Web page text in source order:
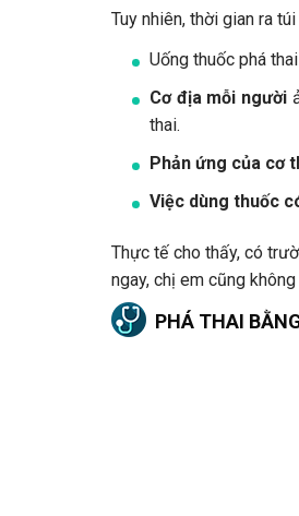
Tuy nhiên, thời gian ra
Uống thuốc phá
Cơ địa mỗi người
thai.
Phản ứng của cơ
Việc dùng thuốc
Thực tế cho thấy, có
ngay, chị em cũng
PHÁ THAI